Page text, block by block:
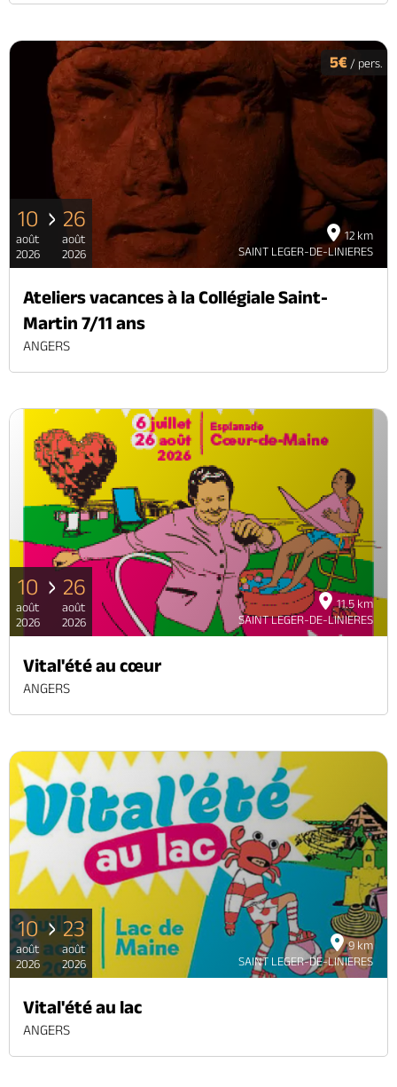
12 km
SAINT LEGER-DE-LINIERES
5€ / pers.
10
août
2026
26
août
2026
Ateliers vacances à la Collégiale Saint-
Martin 7/11 ans
ANGERS
11.5 km
SAINT LEGER-DE-LINIERES
10
août
2026
26
août
2026
Vital'été au cœur
ANGERS
9 km
SAINT LEGER-DE-LINIERES
10
août
2026
23
août
2026
Vital'été au lac
ANGERS